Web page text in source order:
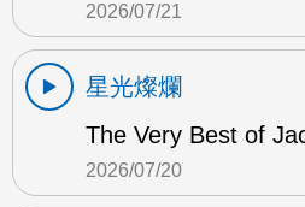
2026/07/21
星光燦爛
The Very Best of
2026/07/20